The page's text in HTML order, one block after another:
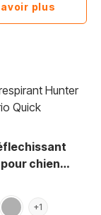
plus
chien
Vario
gris +1